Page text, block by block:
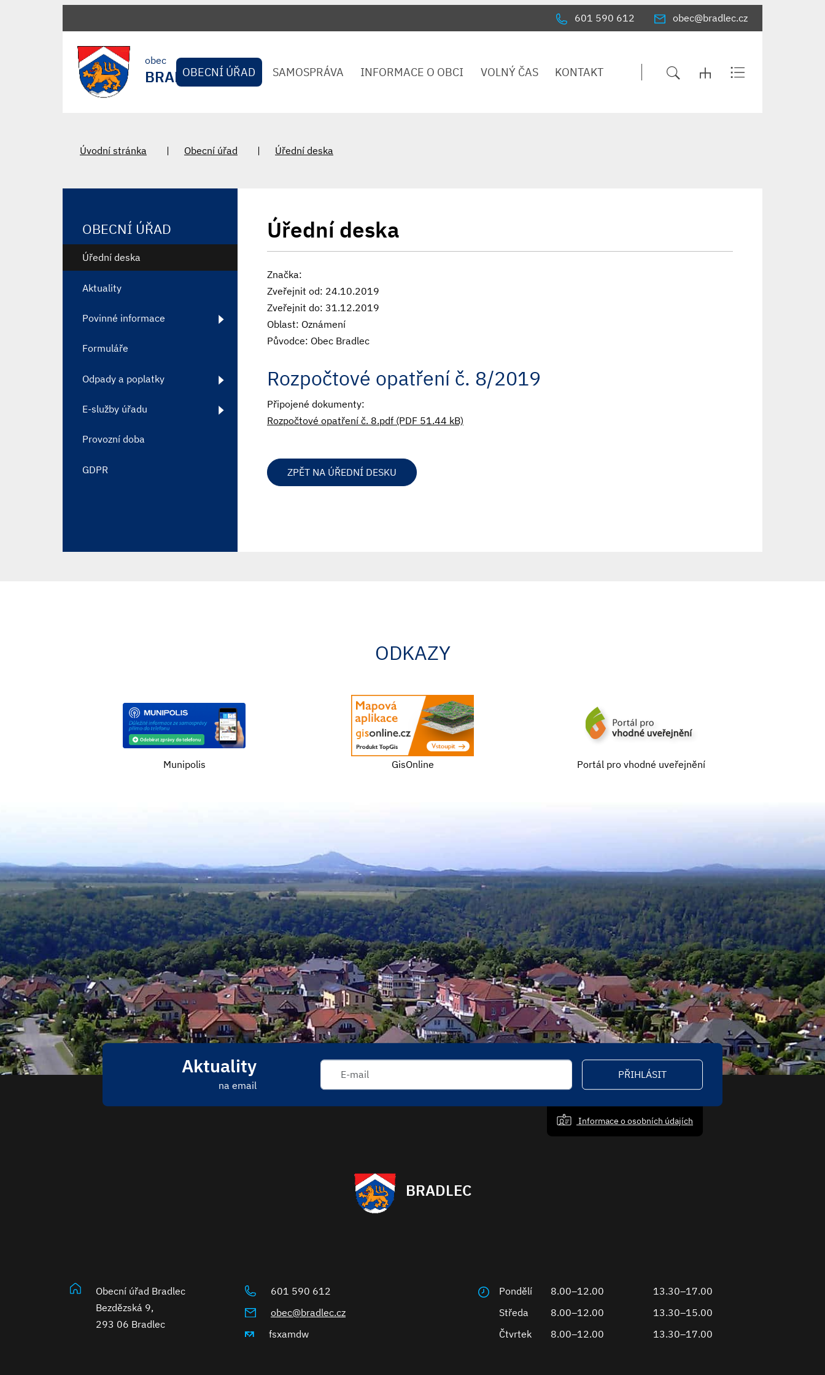
601 590 612 obec@bradlec.cz
obec
BRADLECOBECNÍ ÚŘAD SAMOSPRÁVA INFORMACE O OBCI VOLNÝ ČAS KONTAKT
Úvodní stránka Obecní úřad Úřední deska
Úřední deska
Značka:
Zveřejnit od: 24.10.2019
Zveřejnit do: 31.12.2019
Oblast: Oznámení
Původce: Obec Bradlec
Rozpočtové opatření č. 8/2019
Připojené dokumenty:
Rozpočtové opatření č. 8.pdf (PDF 51.44 kB)
ZPĚT NA ÚŘEDNÍ DESKU
OBECNÍ ÚŘAD
Úřední deska
Aktuality
Povinné informace
Formuláře
Odpady a poplatky
E-služby úřadu
Provozní doba
GDPR
ODKAZY
Munipolis GisOnline Portál pro vhodné uveřejnění
Aktuality
na email
PŘIHLÁSIT
Informace o osobních údajích
BRADLEC
Obecní úřad Bradlec
Bezdězská 9,
293 06 Bradlec
601 590 612
obec@bradlec.cz
fsxamdw
Pondělí 8.00–12.00
13.30–17.00
Středa
8.00–12.00
13.30–15.00
Čtvrtek
8.00–12.00 13.30–17.00